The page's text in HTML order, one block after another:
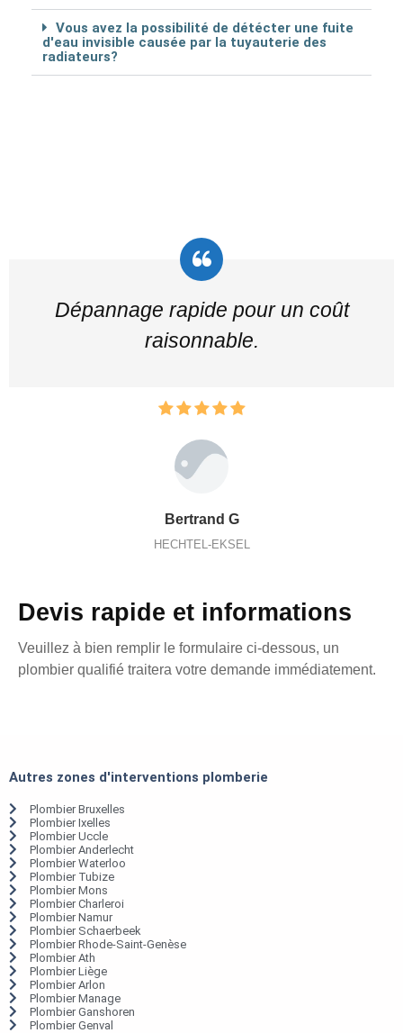
Vous avez la possibilité de détécter une fuite
d'eau invisible causée par la tuyauterie des
radiateurs?
Dépannage rapide pour un coût
raisonnable.
Bertrand G
HECHTEL-EKSEL
Devis rapide et informations
Veuillez à bien remplir le formulaire ci-dessous, un
plombier qualifié traitera votre demande immédiatement.
Autres zones d'interventions plomberie
Plombier Bruxelles
Plombier Ixelles
Plombier Uccle
Plombier Anderlecht
Plombier Waterloo
Plombier Tubize
Plombier Mons
Plombier Charleroi
Plombier Namur
Plombier Schaerbeek
Plombier Rhode-Saint-Genèse
Plombier Ath
Plombier Liège
Plombier Arlon
Plombier Manage
Plombier Ganshoren
Plombier Genval